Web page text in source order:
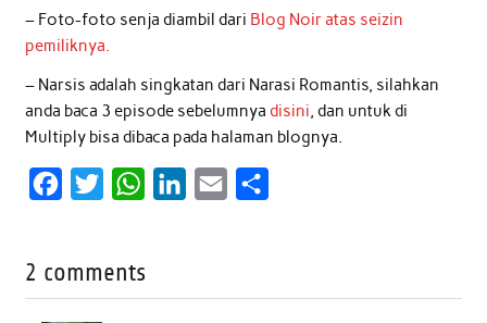
– Foto-foto senja diambil dari Blog Noir atas seizin
pemiliknya.
– Narsis adalah singkatan dari Narasi Romantis, silahkan
anda baca 3 episode sebelumnya disini, dan untuk di
Multiply bisa dibaca pada halaman blognya.
e
t
W
t
2 comments